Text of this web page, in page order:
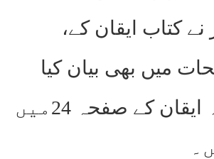
کتاب ایقان کے،
میں بھی بیان کیا
ہے جیسا کہ ایقان کے صفحہ 24میں